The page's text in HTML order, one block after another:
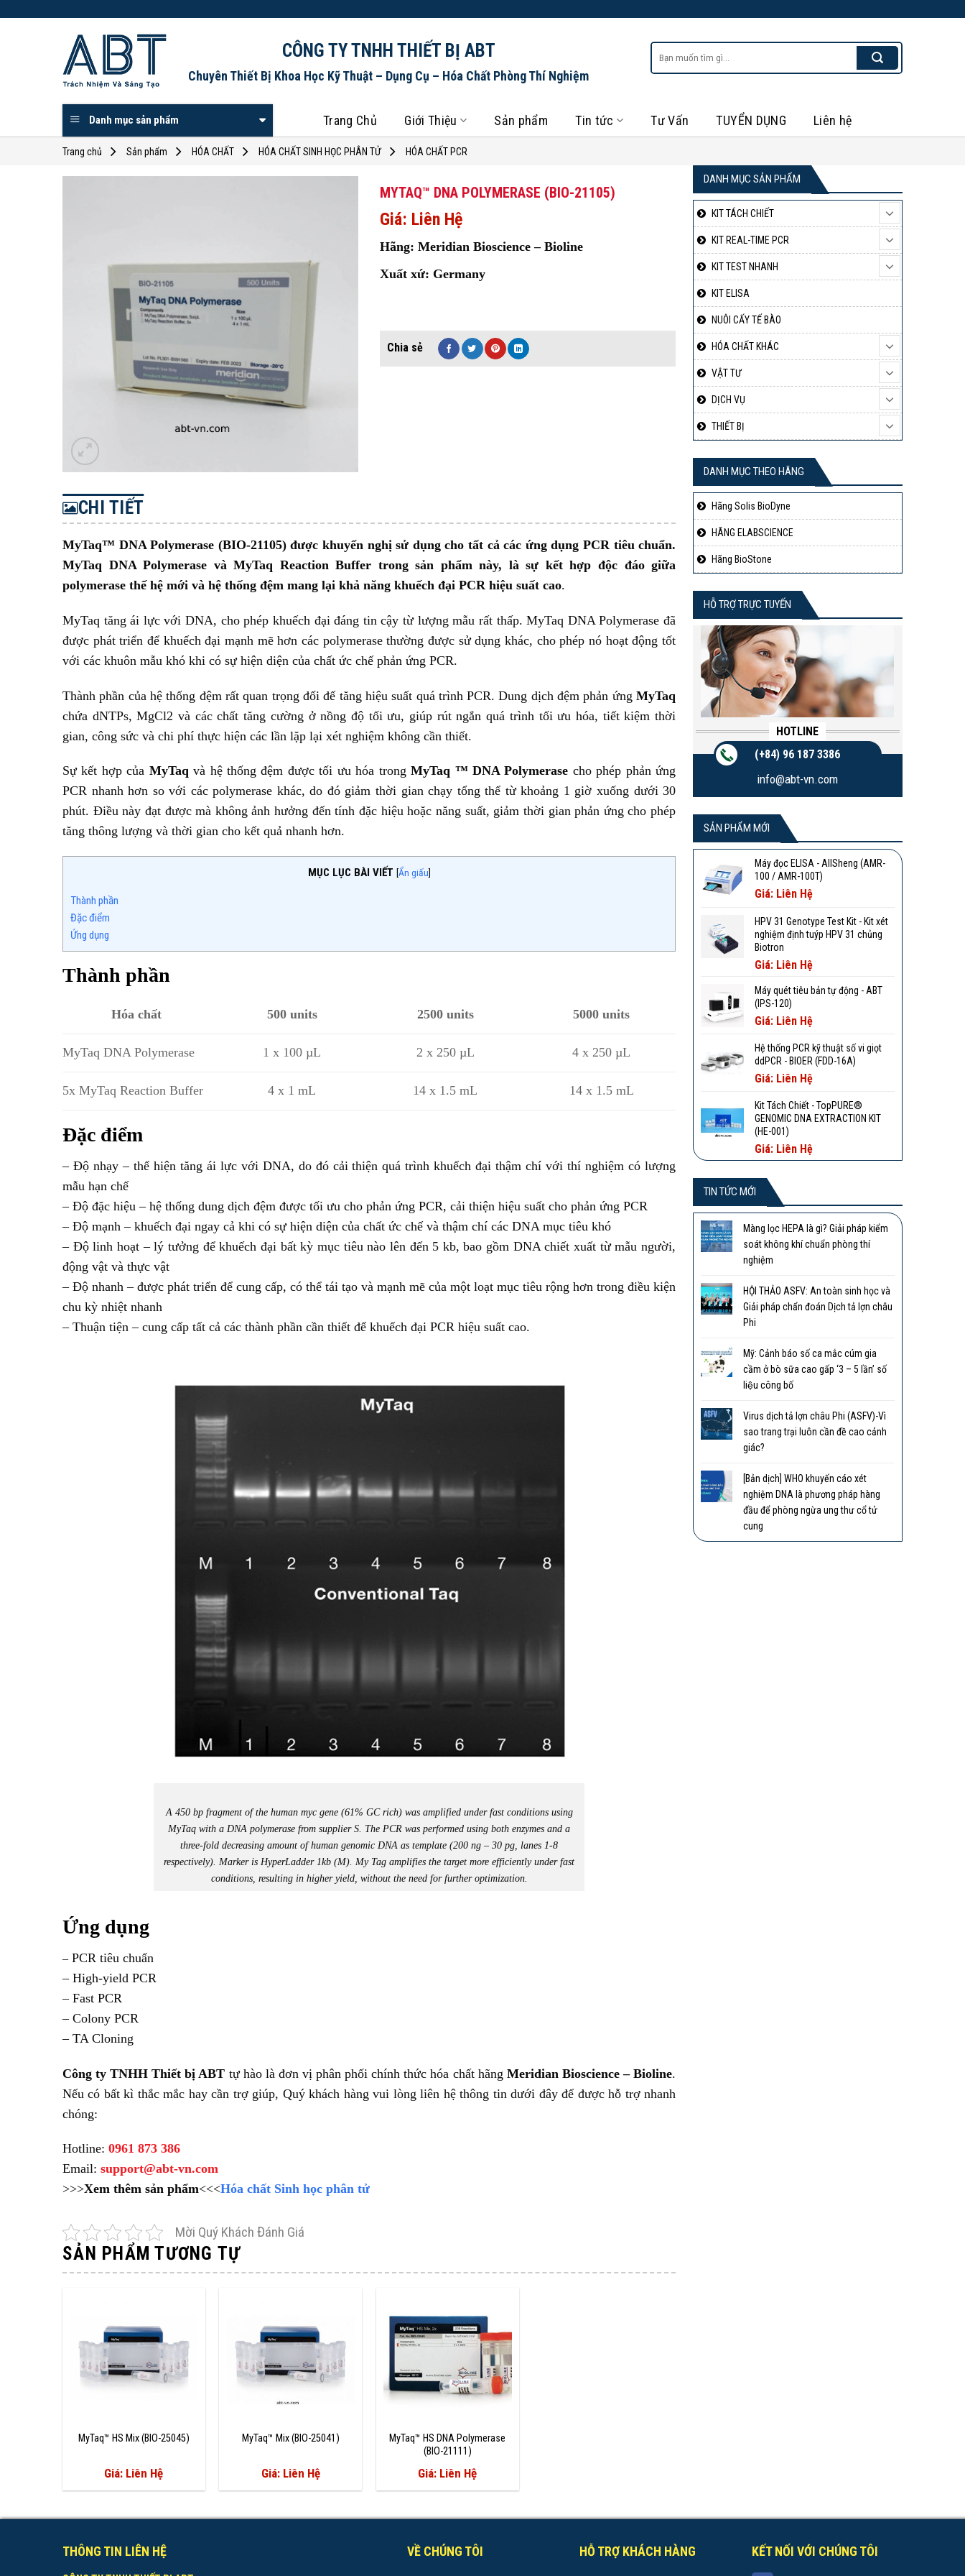
CÔNG TY TNHH THIẾT BỊ ABT
Chuyên Thiết Bị Khoa Học Kỹ Thuật – Dụng Cụ – Hóa Chất Phòng Thí Nghiệm
kiếm:
Danh mục sản phẩm Trang Chủ Giới Thiệu Sản phẩm Tin tức Tư Vấn TUYỂN DỤNG Liên hệ
Trang chủ Sản phẩm HÓA CHẤT HÓA CHẤT SINH HỌC PHÂN TỬ HÓA CHẤT PCR
DANH MỤC SẢN PHẨM
KIT TÁCH CHIẾT
KIT REAL-TIME PCR
KIT TEST NHANH
KIT ELISA
NUÔI CẤY TẾ BÀO
HÓA CHẤT KHÁC
VẬT TƯ
DỊCH VỤ
THIẾT BỊ
DANH MỤC THEO HÃNG
Hãng Solis BioDyne
HÃNG ELABSCIENCE
Hãng BioStone
HỖ TRỢ TRỰC TUYẾN
HOTLINE
(+84) 96 187 3386
info@abt-vn.com
SẢN PHẨM MỚI
Máy đọc ELISA - AllSheng (AMR-
100 / AMR-100T)
Giá: Liên Hệ
HPV 31 Genotype Test Kit - Kit xét
nghiệm định tuýp HPV 31 chủng
Biotron
Giá: Liên Hệ
Máy quét tiêu bản tự động - ABT
(IPS-120)
Giá: Liên Hệ
Hệ thống PCR kỹ thuật số vi giọt
ddPCR - BIOER (FDD-16A)
Giá: Liên Hệ
Kit Tách Chiết - TopPURE®
GENOMIC DNA EXTRACTION KIT
(HE-001)
Giá: Liên Hệ
TIN TỨC MỚI
Màng lọc HEPA là gì? Giải pháp kiểm
soát không khí chuẩn phòng thí
nghiệm
HỘI THẢO ASFV: An toàn sinh học và
Giải pháp chẩn đoán Dịch tả lợn châu
Phi
Mỹ: Cảnh báo số ca mắc cúm gia
cầm ở bò sữa cao gấp ‘3 – 5 lần’ số
liệu công bố
Virus dịch tả lợn châu Phi (ASFV)-Vì
sao trang trại luôn cần đề cao cảnh
giác?
[Bản dịch] WHO khuyến cáo xét
nghiệm DNA là phương pháp hàng
đầu để phòng ngừa ung thư cổ tử
cung
MYTAQ™ DNA POLYMERASE (BIO-21105)
Giá: Liên Hệ
Hãng: Meridian Bioscience – Bioline
Xuất xứ: Germany
CHI TIẾT
MyTaq™ DNA Polymerase (BIO-21105) được khuyến nghị sử dụng cho tất cả các ứng dụng PCR tiêu chuẩn.
MyTaq DNA Polymerase và MyTaq Reaction Buffer trong sản phẩm này, là sự kết hợp độc đáo giữa
polymerase thế hệ mới và hệ thống đệm mang lại khả năng khuếch đại PCR hiệu suất cao.
MyTaq tăng ái lực với DNA, cho phép khuếch đại đáng tin cậy từ lượng mẫu rất thấp. MyTaq DNA Polymerase đã
được phát triển để khuếch đại mạnh mẽ hơn các polymerase thường được sử dụng khác, cho phép nó hoạt động tốt
với các khuôn mẫu khó khi có sự hiện diện của chất ức chế phản ứng PCR.
Thành phần của hệ thống đệm rất quan trọng đối để tăng hiệu suất quá trình PCR. Dung dịch đệm phản ứngMyTaq
chứa dNTPs, MgCl2 và các chất tăng cường ở nồng độ tối ưu, giúp rút ngắn quá trình tối ưu hóa, tiết kiệm thời
gian, công sức và chi phí thực hiện các lần lặp lại xét nghiệm không cần thiết.
Sự kết hợp của MyTaq và hệ thống đệm được tối ưu hóa trongMyTaq ™ DNA Polymerase cho phép phản ứng
PCR nhanh hơn so với các polymerase khác, do đó giảm thời gian chạy tổng thể từ khoảng 1 giờ xuống dưới 30
phút. Điều này đạt được mà không ảnh hưởng đến tính đặc hiệu hoặc năng suất, giảm thời gian phản ứng cho phép
tăng thông lượng và thời gian cho kết quả nhanh hơn.
MỤC LỤC BÀI VIẾT [Ẩn giấu]
Thành phần
Đặc điểm
Ứng dụng
Thành phần
Hóa chất 500 units 2500 units 5000 units
MyTaq DNA Polymerase 1 x 100 µL 2 x 250 µL 4 x 250 µL
5x MyTaq Reaction Buffer 4 x 1 mL 14 x 1.5 mL 14 x 1.5 mL
Đặc điểm
– Độ nhạy – thể hiện tăng ái lực với DNA, do đó cải thiện quá trình khuếch đại thậm chí với thí nghiệm có lượng
mẫu hạn chế
– Độ đặc hiệu – hệ thống dung dịch đệm được tối ưu cho phản ứng PCR, cải thiện hiệu suất cho phản ứng PCR
– Độ mạnh – khuếch đại ngay cả khi có sự hiện diện của chất ức chế và thậm chí các DNA mục tiêu khó
– Độ linh hoạt – lý tưởng để khuếch đại bất kỳ mục tiêu nào lên đến 5 kb, bao gồm DNA chiết xuất từ mẫu người,
động vật và thực vật
– Độ nhanh – được phát triển để cung cấp, có thể tái tạo và mạnh mẽ của một loạt mục tiêu rộng hơn trong điều kiện
chu kỳ nhiệt nhanh
– Thuận tiện – cung cấp tất cả các thành phần cần thiết để khuếch đại PCR hiệu suất cao.
A 450 bp fragment of the human myc gene (61% GC rich) was amplified under fast conditions using
MyTaq with a DNA polymerase from supplier S. The PCR was performed using both enzymes and a
three-fold decreasing amount of human genomic DNA as template (200 ng – 30 pg, lanes 1-8
respectively). Marker is HyperLadder 1kb (M). My Tag amplifies the target more efficiently under fast
conditions, resulting in higher yield, without the need for further optimization.
Ứng dụng
– PCR tiêu chuẩn
– High-yield PCR
– Fast PCR
– Colony PCR
– TA Cloning
Công ty TNHH Thiết bị ABT tự hào là đơn vị phân phối chính thức hóa chất hãng Meridian Bioscience – Bioline.
Nếu có bất kì thắc mắc hay cần trợ giúp, Quý khách hàng vui lòng liên hệ thông tin dưới đây để được hỗ trợ nhanh
chóng:
Hotline: 0961 873 386
Email: support@abt-vn.com
>>>Xem thêm sản phẩm<<<Hóa chất Sinh học phân tử
Mời Quý Khách Đánh Giá
SẢN PHẨM TƯƠNG TỰ
MyTaq™ HS Mix (BIO-25045)
Giá: Liên Hệ
MyTaq™ Mix (BIO-25041)
Giá: Liên Hệ
MyTaq™ HS DNA Polymerase
(BIO-21111)
Giá: Liên Hệ
THÔNG TIN LIÊN HỆ VỀ CHÚNG TÔI HỖ TRỢ KHÁCH HÀNG KẾT NỐI VỚI CHÚNG TÔI